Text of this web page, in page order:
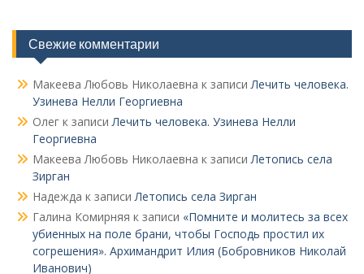
Свежие комментарии
Макеева Любовь Николаевна к записиЛечить человека.
Узинева Нелли Георгиевна
Олег к записиЛечить человека. Узинева Нелли
Георгиевна
Макеева Любовь Николаевна к записиЛетопись села
Зирган
Надежда к записиЛетопись села Зирган
Галина Комирняя к записи «Помните и молитесь за всех
убиенных на поле брани, чтобы Господь простил их
согрешения». Архимандрит Илия (Бобровников Николай
Иванович)